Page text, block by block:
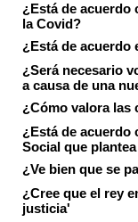
¿Está de acuerdo
la Covid?
¿Está de acuerdo
¿Será necesario
a causa de una
¿Cómo valora las
¿Está de acuerdo
Social que
¿Ve bien que se
¿Cree que el rey
justicia'